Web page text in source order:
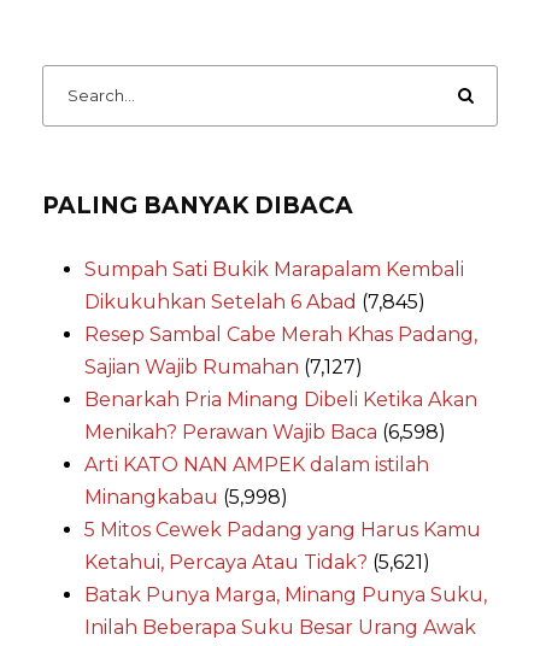
PALING BANYAK DIBACA
Sumpah Sati Bukik Marapalam Kembali
Dikukuhkan Setelah 6 Abad (7,845)
Resep Sambal Cabe Merah Khas Padang,
Sajian Wajib Rumahan (7,127)
Benarkah Pria Minang Dibeli Ketika Akan
Menikah? Perawan Wajib Baca (6,598)
Arti KATO NAN AMPEK dalam istilah
Minangkabau (5,998)
5 Mitos Cewek Padang yang Harus Kamu
Ketahui, Percaya Atau Tidak? (5,621)
Batak Punya Marga, Minang Punya Suku,
Inilah Beberapa Suku Besar Urang Awak